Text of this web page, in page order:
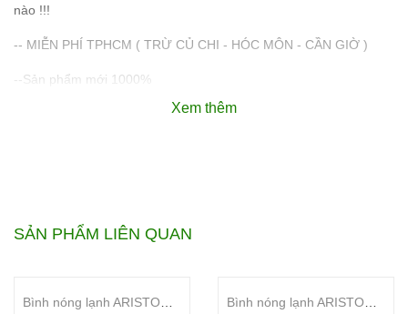
nào !!!
-- MIỄN PHÍ TPHCM ( TRỪ CỦ CHI - HÓC MÔN - CẦN GIỜ )
--Sản phẩm mới 1000%
Xem thêm
SẢN PHẨM LIÊN QUAN